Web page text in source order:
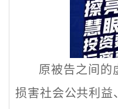
原被告之间的
损害社会公共利益